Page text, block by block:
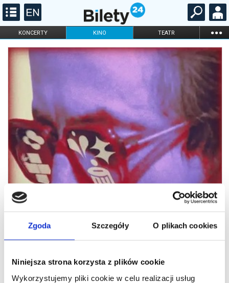
Zgoda Szczegóły O plikach cookies
Niniejsza strona korzysta z plików cookie
Wykorzystujemy pliki cookie w celu realizacji usług
KONCERTY KINO TEATR ...
FILHARMONIA OPERA I BALET
STAND-UP
DLA DZIECI